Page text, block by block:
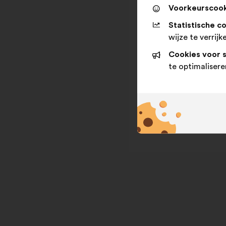
Statistische
wijze te
Cookies voor
te